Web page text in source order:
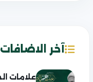
آخر الاضافات
علامات